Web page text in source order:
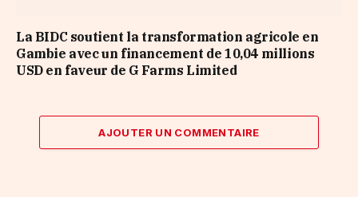
La BIDC soutient la transformation agricole en
Gambie avec un financement de 10,04 millions
USD en faveur de G Farms Limited
AJOUTER UN COMMENTAIRE